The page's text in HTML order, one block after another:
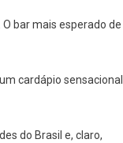
O bar mais esperado de
cardápio sensacional
do Brasil e, claro,